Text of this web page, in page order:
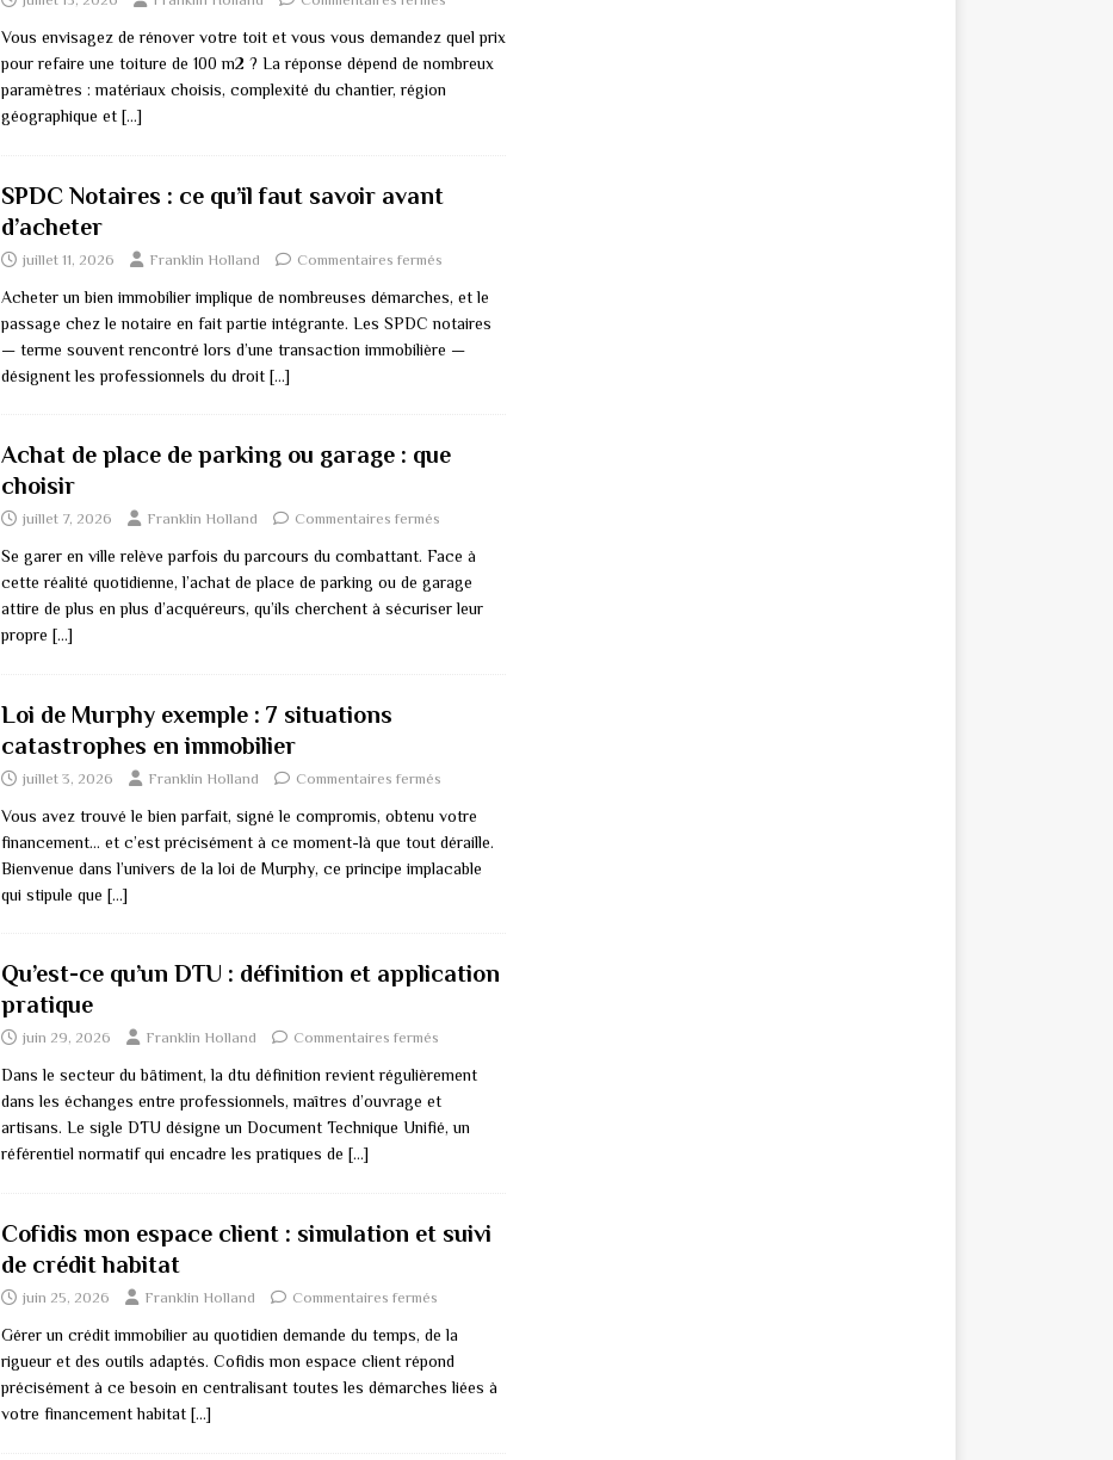
Vous envisagez de rénover votre toit et vous vous demandez quel prix
pour refaire une toiture de 100 m2 ? La réponse dépend de nombreux
paramètres : matériaux choisis, complexité du chantier, région
géographique et […]
SPDC Notaires : ce qu’il faut savoir avant
d’acheter
juillet 11, 2026 Franklin Holland Commentaires fermés
Acheter un bien immobilier implique de nombreuses démarches, et le
passage chez le notaire en fait partie intégrante. Les SPDC notaires
— terme souvent rencontré lors d’une transaction immobilière —
désignent les professionnels du droit […]
Achat de place de parking ou garage : que
choisir
juillet 7, 2026 Franklin Holland Commentaires fermés
Se garer en ville relève parfois du parcours du combattant. Face à
cette réalité quotidienne, l’achat de place de parking ou de garage
attire de plus en plus d’acquéreurs, qu’ils cherchent à sécuriser leur
propre […]
Loi de Murphy exemple : 7 situations
catastrophes en immobilier
juillet 3, 2026 Franklin Holland Commentaires fermés
Vous avez trouvé le bien parfait, signé le compromis, obtenu votre
financement… et c’est précisément à ce moment-là que tout déraille.
Bienvenue dans l’univers de la loi de Murphy, ce principe implacable
qui stipule que […]
Qu’est-ce qu’un DTU : définition et application
pratique
juin 29, 2026 Franklin Holland Commentaires fermés
Dans le secteur du bâtiment, la dtu définition revient régulièrement
dans les échanges entre professionnels, maîtres d’ouvrage et
artisans. Le sigle DTU désigne un Document Technique Unifié, un
référentiel normatif qui encadre les pratiques de […]
Cofidis mon espace client : simulation et suivi
de crédit habitat
juin 25, 2026 Franklin Holland Commentaires fermés
Gérer un crédit immobilier au quotidien demande du temps, de la
rigueur et des outils adaptés. Cofidis mon espace client répond
précisément à ce besoin en centralisant toutes les démarches liées à
votre financement habitat […]